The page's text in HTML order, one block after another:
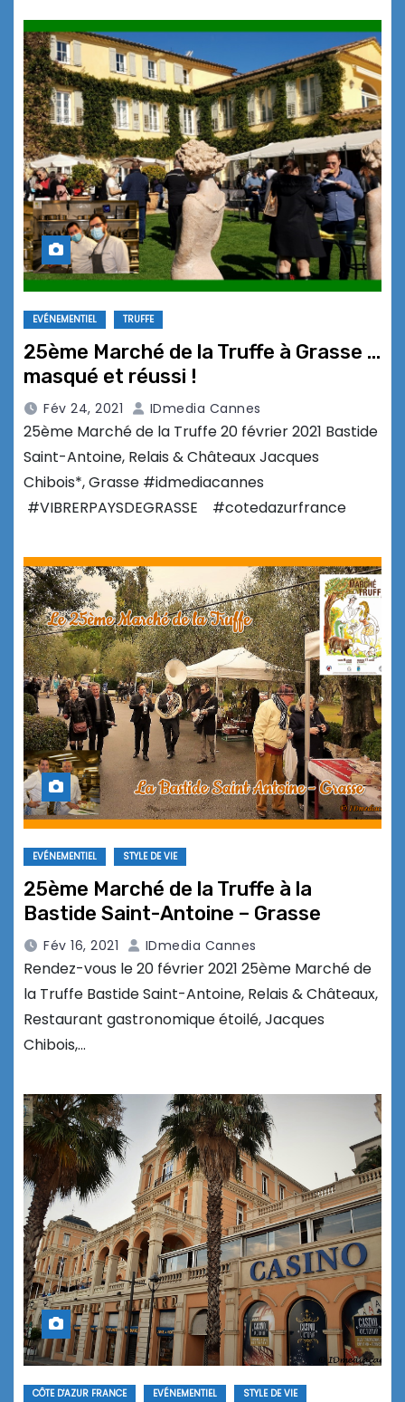
EVÉNEMENTIEL TRUFFE
25ème Marché de la Truffe à Grasse …
masqué et réussi !
Fév 24, 2021 IDmedia Cannes
25ème Marché de la Truffe 20 février 2021 Bastide
Saint-Antoine, Relais & Châteaux Jacques
Chibois*, Grasse #idmediacannes
#VIBRERPAYSDEGRASSE #cotedazurfrance
EVÉNEMENTIEL STYLE DE VIE
25ème Marché de la Truffe à la
Bastide Saint-Antoine – Grasse
Fév 16, 2021 IDmedia Cannes
Rendez-vous le 20 février 2021 25ème Marché de
la Truffe Bastide Saint-Antoine, Relais & Châteaux,
Restaurant gastronomique étoilé, Jacques
Chibois,…
CÔTE D'AZUR FRANCE EVÉNEMENTIEL STYLE DE VIE